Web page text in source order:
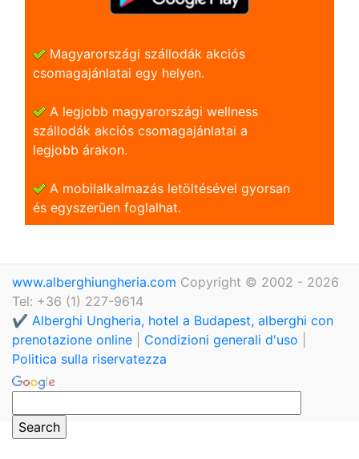
Magyarországi szállodák akciós
csomagajánlatai egy helyen.
A legjobb magyarországi wellness
szállodák akciós csomagajánlatai a
legjobb árakon.
A mobilalkalmazás letöltésével gyorsan
és egyszerũen foglalhat.
www.alberghiungheria.com Copyright © 2002 - 2026
Tel: +36 (1) 227-9614
✔️ Alberghi Ungheria, hotel a Budapest, alberghi con
prenotazione online
Condizioni generali d'uso
Politica sulla riservatezza